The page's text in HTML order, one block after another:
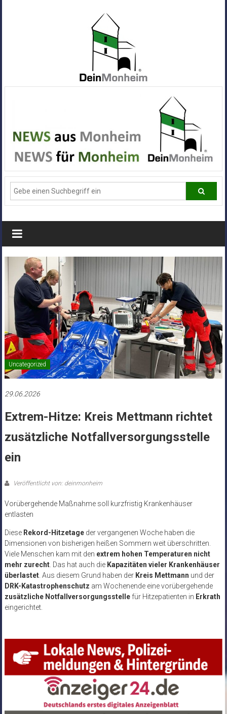
Alle
News
aus
Deiner
Stadt
Monheim
Uncategorized
29.06.2026
Extrem-Hitze: Kreis Mettmann richtet
zusätzliche Notfallversorgungsstelle
ein
Veröffentlicht von: deinmonheim
Vorübergehende Maßnahme soll kurzfristig Krankenhäuser
entlasten
Diese Rekord-Hitzetageder vergangenen Woche haben die
Dimensionen von bisherigen heißen Sommern weit überschritten.
Viele Menschen kam mit den extrem hohen Temperaturen nicht
mehr zurecht. Das hat auch die Kapazitäten vieler Krankenhäuser
überlastet. Aus diesem Grund haben der Kreis Mettmann und der
DRK-Katastrophenschutz am Wochenende eine vorübergehende
zusätzliche Notfallversorgungsstellefür Hitzepatienten in Erkrath
eingerichtet.